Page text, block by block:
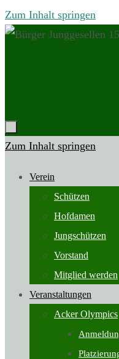
Zum Inhalt springen
Zum Inhalt springen
Verein
Schützen
Hofdamen
Jungschützen
Vorstand
Mitglied werden
Veranstaltungen
Acker Olympics